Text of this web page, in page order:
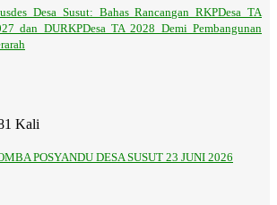
Desa Susut: Bahas Rancangan RKPDesa TA
dan DURKPDesa TA 2028 Demi Pembangunan
Kali
POSYANDU DESA SUSUT 23 JUNI 2026